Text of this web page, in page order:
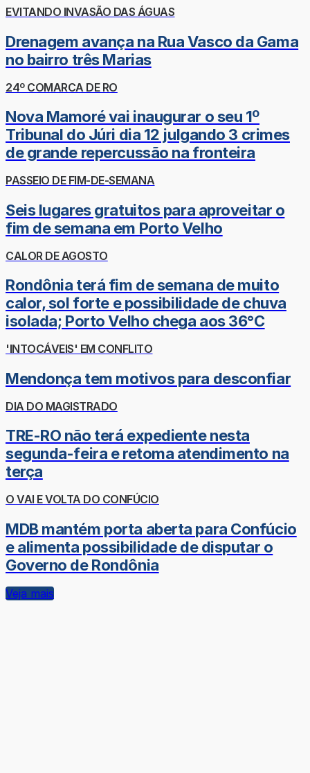
EVITANDO INVASÃO DAS ÁGUAS
Drenagem avança na Rua Vasco da Gama
no bairro três Marias
24º COMARCA DE RO
Nova Mamoré vai inaugurar o seu 1º
Tribunal do Júri dia 12 julgando 3 crimes
de grande repercussão na fronteira
PASSEIO DE FIM-DE-SEMANA
Seis lugares gratuitos para aproveitar o
fim de semana em Porto Velho
CALOR DE AGOSTO
Rondônia terá fim de semana de muito
calor, sol forte e possibilidade de chuva
isolada; Porto Velho chega aos 36°C
'INTOCÁVEIS' EM CONFLITO
Mendonça tem motivos para desconfiar
DIA DO MAGISTRADO
TRE-RO não terá expediente nesta
segunda-feira e retoma atendimento na
terça
O VAI E VOLTA DO CONFÚCIO
MDB mantém porta aberta para Confúcio
e alimenta possibilidade de disputar o
Governo de Rondônia
Veja mais